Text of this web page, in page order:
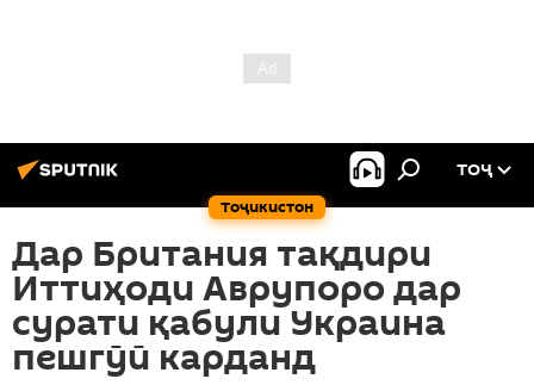
Тоҷикистон
ТОҶ
Дар Британия тақдири
Иттиҳоди Аврупоро дар
сурати қабули Украина
пешгӯӣ карданд